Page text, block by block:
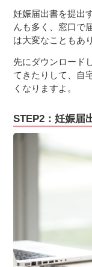
妊娠届出書を提出
んも多く、窓口で
は大変なこともあ
先にダウンロード
てきたりして、自
くなりますよ。
STEP2：妊娠届